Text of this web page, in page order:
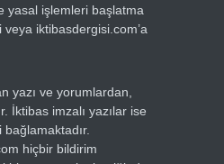
yasal işlemleri başlatma
veya iktibasdergisi.com’a
yazı ve yorumlardan,
İktibas imzalı yazılar ise
hiçbir bildirim